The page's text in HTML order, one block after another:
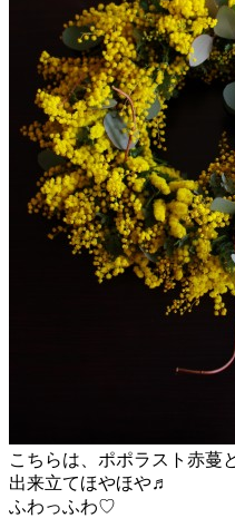
こちらは、ポポラスト赤蔓
出来立てほやほや♬
ふわっふわ♡